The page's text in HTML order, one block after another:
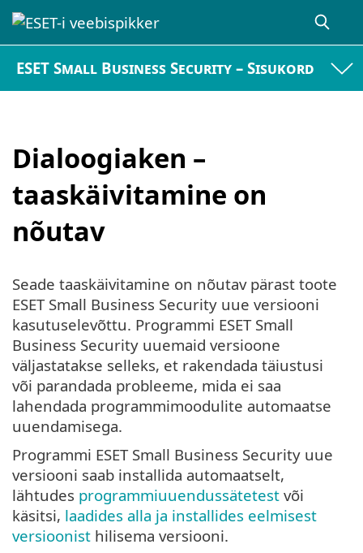
ESET Small Business Security – Sisukord
Dialoogiaken –
taaskäivitamine on
nõutav
Seade taaskäivitamine on nõutav pärast toote
ESET Small Business Security uue versiooni
kasutuselevõttu. Programmi ESET Small
Business Security uuemaid versioone
väljastatakse selleks, et rakendada täiustusi
või parandada probleeme, mida ei saa
lahendada programmimoodulite automaatse
uuendamisega.
Programmi ESET Small Business Security uue
versiooni saab installida automaatselt,
lähtudes programmiuuendussätetest või
käsitsi, laadides alla ja installides eelmisest
versioonist hilisema versiooni.